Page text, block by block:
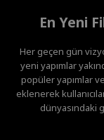
En Yeni
Her geçen gün
yeni yapımlar
popüler yapımlar
eklenerek
dünyasındaki